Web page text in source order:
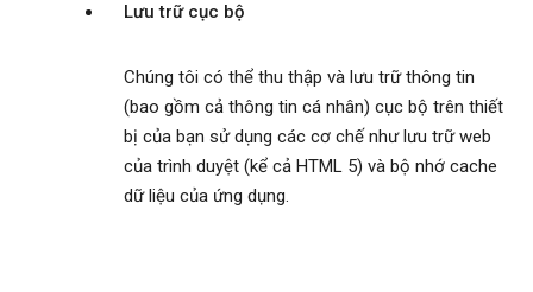
Lưu trữ cục bộ
Chúng tôi có thể thu thập và lưu trữ thông tin
(bao gồm cả thông tin cá nhân) cục bộ trên thiết
bị của bạn sử dụng các cơ chế như lưu trữ web
của trình duyệt (kể cả HTML 5) và bộ nhớ cache
dữ liệu của ứng dụng.